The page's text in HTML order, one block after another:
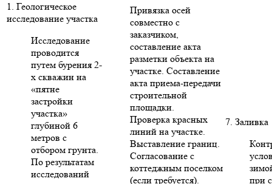
1. Геологическое
исследование участка
Исследование
проводится
путем бурения 2-
х скважин на
«пятне
застройки
участка»
глубиной 6
метров с
отбором грунта.
По результатам
исследований
Привязка осей
совместно с
заказчиком,
составление акта
разметки объекта на
участке. Составление
акта приема-передачи
строительной
площадки.
Проверка красных
линий на участке.
Выставление границ.
Согласование с
коттеджным поселком
(если требуется).
7. Заливка
при